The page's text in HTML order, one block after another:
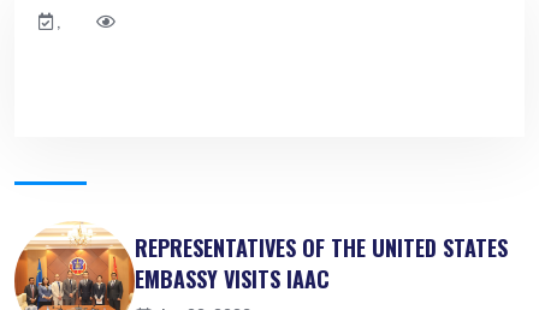
REPRESENTATIVES OF THE UNITED STATES
EMBASSY VISITS IAAC